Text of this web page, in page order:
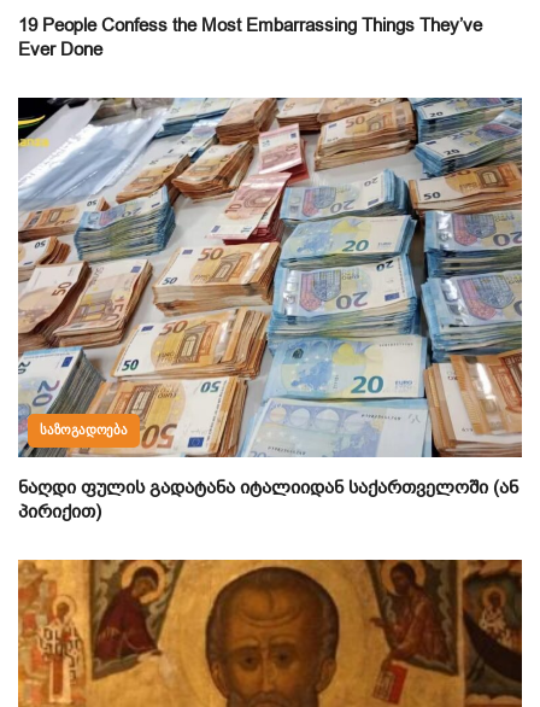
19 People Confess the Most Embarrassing Things They’ve
Ever Done
ᲡᲐᲖᲝᲒᲐᲓᲝᲔᲑᲐ
ნაღდი ფულის გადატანა იტალიიდან საქართველოში (ან
პირიქით)